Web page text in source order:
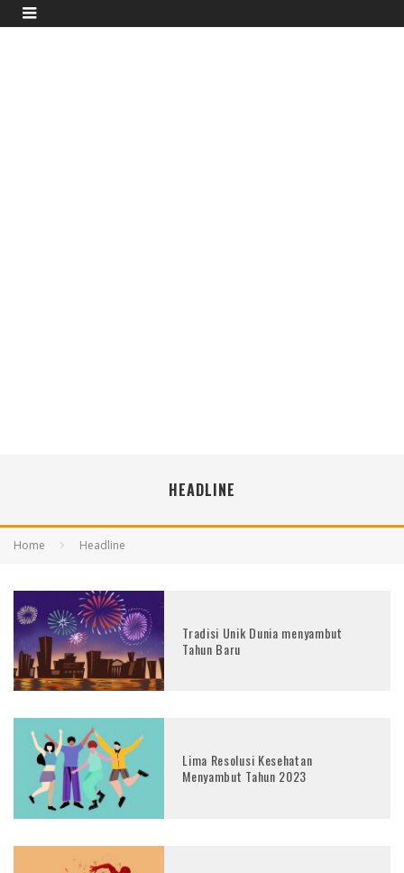
HEADLINE
Home Headline
Tradisi Unik Dunia menyambut
Tahun Baru
Lima Resolusi Kesehatan
Menyambut Tahun 2023